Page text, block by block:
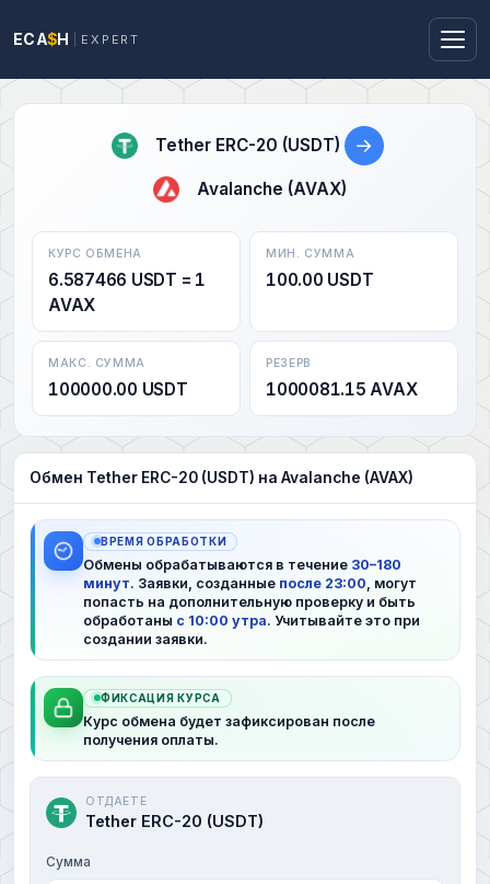
ECA$H EXPERT
Tether ERC-20 (USDT) →
Avalanche (AVAX)
КУРС ОБМЕНА
6.587466 USDT = 1
AVAX
МИН. СУММА
100.00 USDT
МАКС. СУММА
100000.00 USDT
РЕЗЕРВ
1000081.15 AVAX
Обмен Tether ERC-20 (USDT) на Avalanche (AVAX)
ВРЕМЯ ОБРАБОТКИ
Обмены обрабатываются в течение 30–180
минут. Заявки, созданные после 23:00 , могут
попасть на дополнительную проверку и быть
обработаны с 10:00 утра. Учитывайте это при
создании заявки.
ФИКСАЦИЯ КУРСА
Курс обмена будет зафиксирован после
получения оплаты.
ОТДАЕТЕ
Tether ERC-20 (USDT)
Сумма